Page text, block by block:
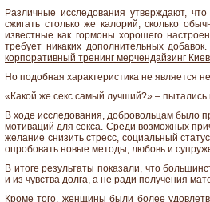
Различные исследования утверждают,
сжигать столько же калорий, сколько
известные как гормоны хорошего
требует никаких дополнительных
корпоративный тренинг мерчендайзинг Киев
Но подобная характеристика не является
«Какой же секс самый лучший?» –
В ходе исследования, добровольцам было
мотиваций для секса. Среди возможных
желание снизить стресс, социальный
опробовать новые методы, любовь и
В итоге результаты показали, что
и из чувства долга, а не ради получения
Кроме того, женщины были более